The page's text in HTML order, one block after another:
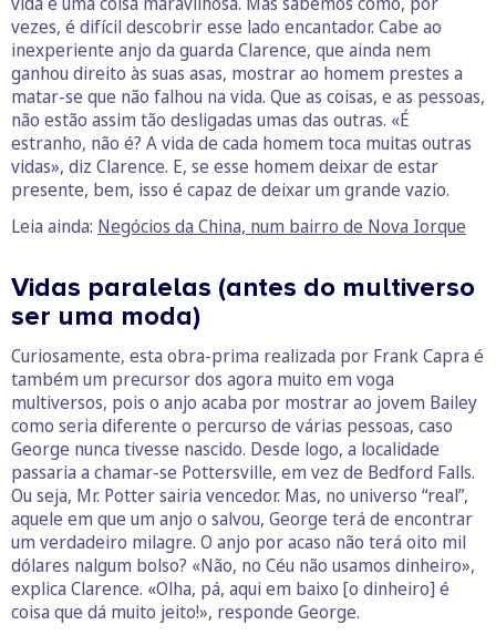
vezes, é difícil descobrir esse lado encantador. Cabe ao
inexperiente anjo da guarda Clarence, que ainda nem
ganhou direito às suas asas, mostrar ao homem prestes a
matar-se que não falhou na vida. Que as coisas, e as pessoas,
não estão assim tão desligadas umas das outras. «É
estranho, não é? A vida de cada homem toca muitas outras
vidas», diz Clarence. E, se esse homem deixar de estar
presente, bem, isso é capaz de deixar um grande vazio.
Leia ainda: Negócios da China, num bairro de Nova Iorque
Vidas paralelas (antes do multiverso
ser uma moda)
Curiosamente, esta obra-prima realizada por Frank Capra é
também um precursor dos agora muito em voga
multiversos, pois o anjo acaba por mostrar ao jovem Bailey
como seria diferente o percurso de várias pessoas, caso
George nunca tivesse nascido. Desde logo, a localidade
passaria a chamar-se Pottersville, em vez de Bedford Falls.
Ou seja, Mr. Potter sairia vencedor. Mas, no universo “real”,
aquele em que um anjo o salvou, George terá de encontrar
um verdadeiro milagre. O anjo por acaso não terá oito mil
dólares nalgum bolso? «Não, no Céu não usamos dinheiro»,
explica Clarence. «Olha, pá, aqui em baixo [o dinheiro] é
coisa que dá muito jeito!», responde George.